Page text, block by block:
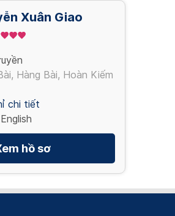
Xuân Giao
Hàng Bài, Hoàn Kiếm
chi tiết
hồ sơ